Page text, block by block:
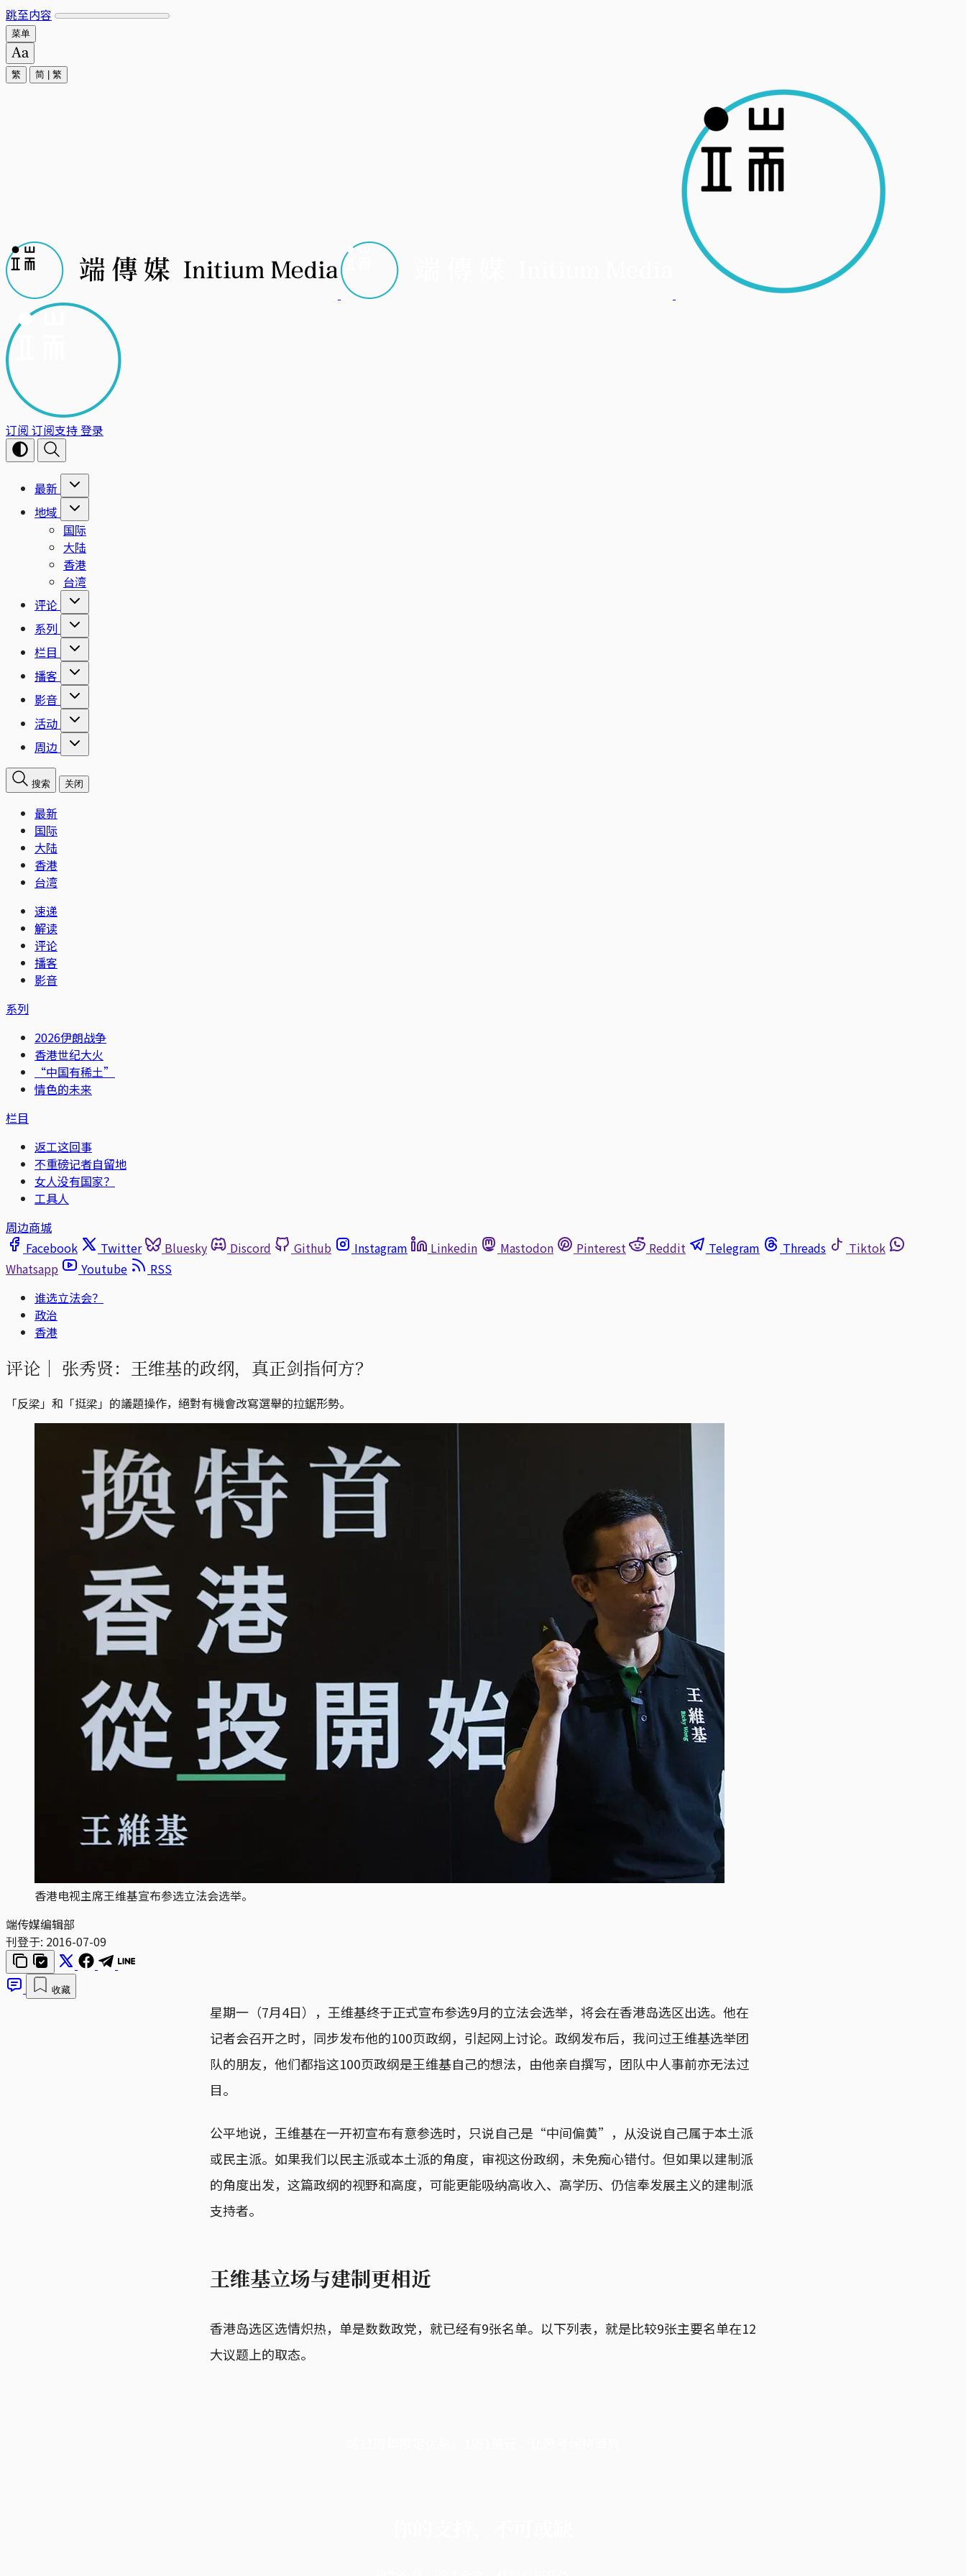
跳至内容
菜单
繁 简 繁
订阅 订阅支持登录
最新
地域
国际
大陆
香港
台湾
评论
系列
栏目
播客
影音
活动
周边
搜索 关闭
最新
国际
大陆
香港
台湾
速递
解读
评论
播客
影音
系列
2026伊朗战争
香港世纪大火
“中国有稀土”
情色的未来
栏目
返工这回事
不重磅记者自留地
女人没有国家？
工具人
周边商城
Facebook
Twitter Bluesky Discord Github Instagram Linkedin Mastodon Pinterest Reddit Telegram Threads
Tiktok
Whatsapp
Youtube
RSS
谁选立法会？
政治
香港
评论｜ 张秀贤：王维基的政纲，真正剑指何方？
「反梁」和「挺梁」的議題操作，絕對有機會改寫選舉的拉鋸形勢。
香港电视主席王维基宣布参选立法会选举。
端传媒编辑部
刊登于: 2016-07-09
收藏
星期一（7月4日），王维基终于正式宣布参选9月的立法会选举，将会在香港岛选区出选。他在
记者会召开之时，同步发布他的100页政纲，引起网上讨论。政纲发布后，我问过王维基选举团
队的朋友，他们都指这100页政纲是王维基自己的想法，由他亲自撰写，团队中人事前亦无法过
目。
公平地说，王维基在一开初宣布有意参选时，只说自己是“中间偏黄”，从没说自己属于本土派
或民主派。如果我们以民主派或本土派的角度，审视这份政纲，未免痴心错付。但如果以建制派
的角度出发，这篇政纲的视野和高度，可能更能吸纳高收入、高学历、仍信奉发展主义的建制派
支持者。
王维基立场与建制更相近
香港岛选区选情炽热，单是数数政党，就已经有9张名单。以下列表，就是比较9张主要名单在12
大议题上的取态。